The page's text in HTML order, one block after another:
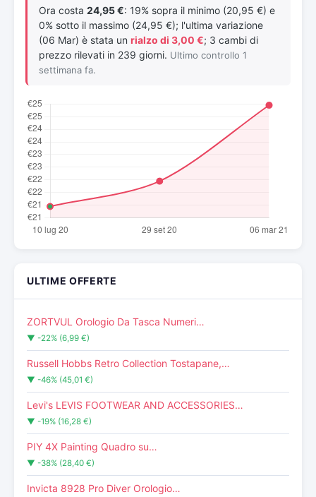
Ora costa 24,95 €: 19% sopra il minimo (20,95 €) e
0% sotto il massimo (24,95 €); l'ultima variazione
(06 Mar) è stata un rialzo di 3,00 €; 3 cambi di
prezzo rilevati in 239 giorni. Ultimo controllo 1
settimana fa.
ULTIME OFFERTE
ZORTVUL Orologio Da Tasca Numeri…
▼ -22% (6,99 €)
Russell Hobbs Retro Collection Tostapane,…
▼ -46% (45,01 €)
Levi's LEVIS FOOTWEAR AND ACCESSORIES…
▼ -19% (16,28 €)
PIY 4X Painting Quadro su…
▼ -38% (28,40 €)
Invicta 8928 Pro Diver Orologio…